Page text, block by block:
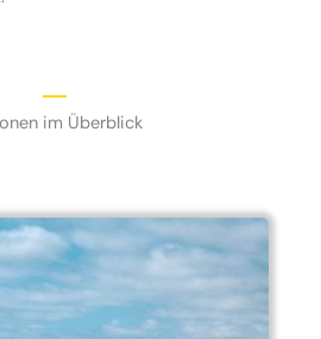
im Überblick